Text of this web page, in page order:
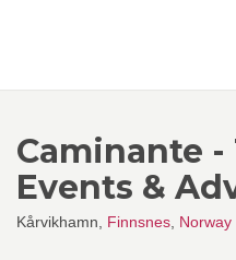
Caminante -
Events &
Kårvikhamn, Finnsnes Norway